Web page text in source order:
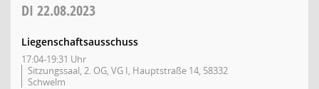
DI 22.08.2023
Liegenschaftsausschuss
17:04-19:31 Uhr
Sitzungssaal, 2. OG, VG I, Hauptstraße 14, 58332
Schwelm